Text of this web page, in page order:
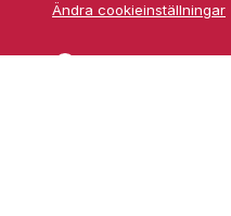
Ändra cookieinställningar